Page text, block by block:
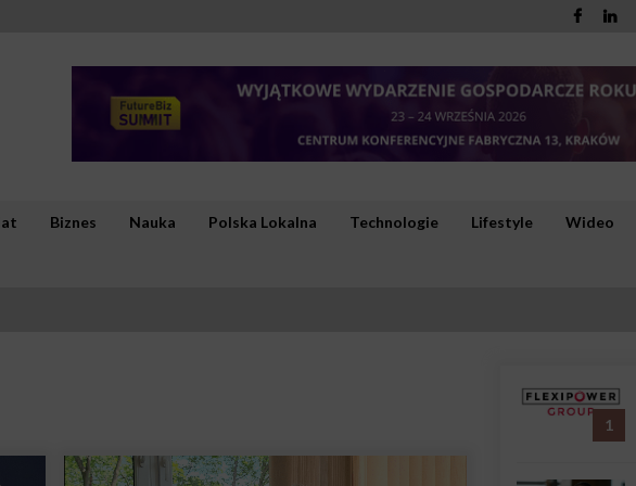
Biznes Nauka Polska Lokalna Technologie Lifestyle Wideo
1